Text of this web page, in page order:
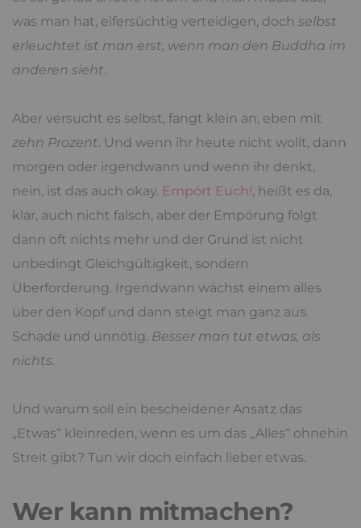
was man hat, eifersüchtig verteidigen, doch selbst
erleuchtet ist man erst, wenn man den Buddha im
anderen sieht.
Aber versucht es selbst, fangt klein an, eben mit
zehn Prozent. Und wenn ihr heute nicht wollt, dann
morgen oder irgendwann und wenn ihr denkt,
nein, ist das auch okay. Empört Euch!, heißt es da,
klar, auch nicht falsch, aber der Empörung folgt
dann oft nichts mehr und der Grund ist nicht
unbedingt Gleichgültigkeit, sondern
Überforderung. Irgendwann wächst einem alles
über den Kopf und dann steigt man ganz aus.
Schade und unnötig. Besser man tut etwas, als
nichts.
Und warum soll ein bescheidener Ansatz das
„Etwas“ kleinreden, wenn es um das „Alles“ ohnehin
Streit gibt? Tun wir doch einfach lieber etwas.
Wer kann mitmachen?